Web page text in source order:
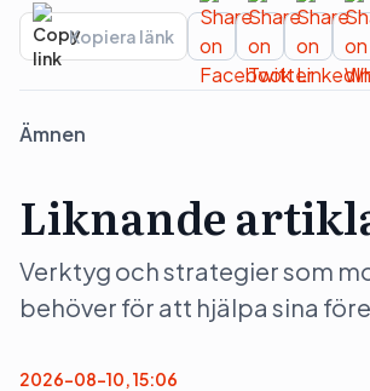
Kopiera länk
Ämnen
Liknande
Verktyg och strategier som
behöver för att hjälpa sina
2026-08-10, 15:06